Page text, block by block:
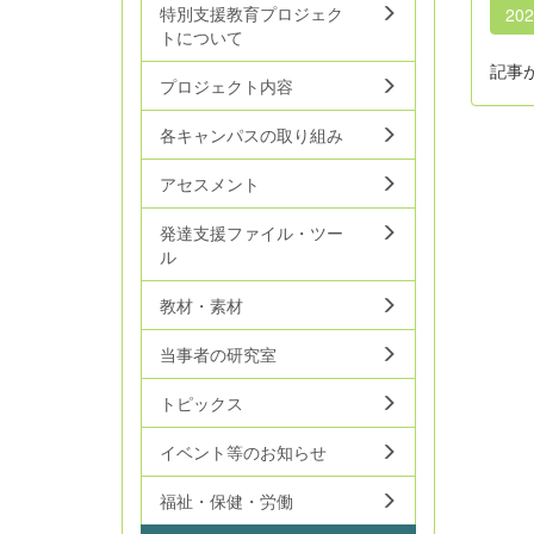
記事
特別支援教育プロジェク
トについて
プロジェクト内容
各キャンパスの取り組み
アセスメント
発達支援ファイル・ツー
ル
教材・素材
当事者の研究室
トピックス
イベント等のお知らせ
福祉・保健・労働